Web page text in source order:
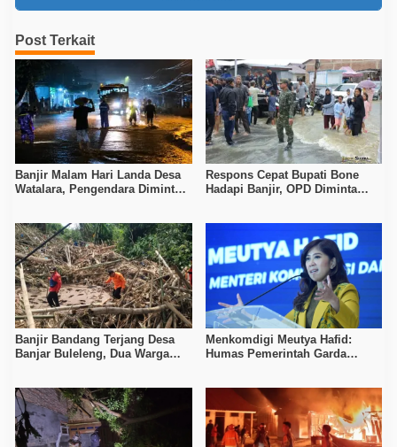
Post Terkait
Banjir Malam Hari Landa Desa
Watalara, Pengendara Diminta
Respons Cepat Bupati Bone
Hadapi Banjir, OPD Diminta
Banjir Bandang Terjang Desa
Banjar Buleleng, Dua Warga
Menkomdigi Meutya Hafid:
Humas Pemerintah Garda